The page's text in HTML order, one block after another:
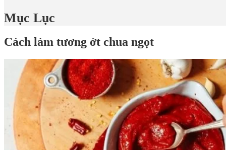
Mục Lục
Cách làm tương ớt chua ngọt